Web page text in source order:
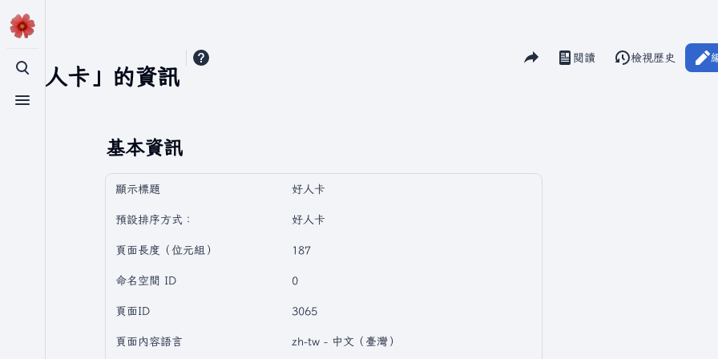
切換搜尋
切換選單
「好人卡」的資訊
分享此頁面
視圖閱讀 檢視歷史
基本資訊
顯示標題 好人卡
預設排序方式： 好人卡
頁面長度（位元組） 187
命名空間 ID 0
頁面ID 3065
頁面內容語言 zh-tw - 中文（臺灣）